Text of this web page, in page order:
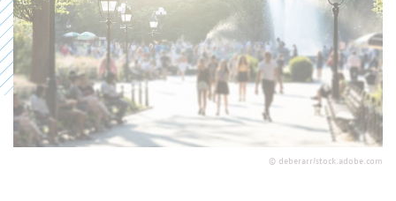
© deberarr/stock.adobe.com